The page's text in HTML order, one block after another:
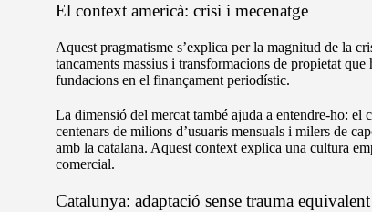
El context americà: crisi i mecenatge
Aquest pragmatisme s’explica per la magnitud de la
tancaments massius i transformacions de propietat
fundacions en el finançament periodístic.
La dimensió del mercat també ajuda a entendre-ho: el
centenars de milions d’usuaris mensuals i milers de
amb la catalana. Aquest context explica una cultura
comercial.
Catalunya: adaptació sense trauma equivalent